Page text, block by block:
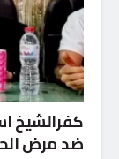
كفرالشيخ
ضد مرض